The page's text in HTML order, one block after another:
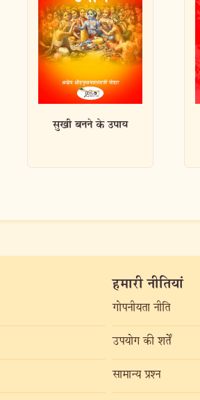
पद रत्नाकर
हमारी नीतियां
गोपनीयता नीति
उपयोग की शर्तें
सामान्य प्रश्न